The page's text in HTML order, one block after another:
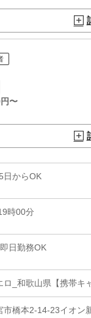
円〜
日からOK
時00分
日勤務OK
ロ_和歌山県【携帯キ
市橋本2-14-23イオン